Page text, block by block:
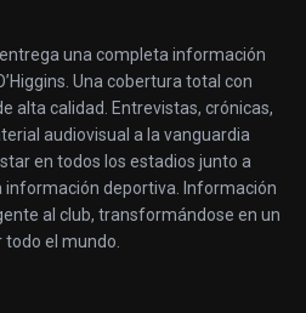
una completa información
Una cobertura total con
alta calidad. Entrevistas, crónicas,
audiovisual a la vanguardia
en todos los estadios junto a
información deportiva. Información
al club, transformándose en un
el mundo.